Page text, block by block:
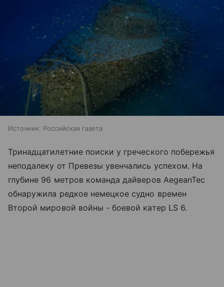
Источник: Российская газета
Тринадцатилетние поиски у греческого побережья
неподалеку от Превезы увенчались успехом. На
глубине 96 метров команда дайверов AegeanTec
обнаружила редкое немецкое судно времен
Второй мировой войны - боевой катер LS 6.